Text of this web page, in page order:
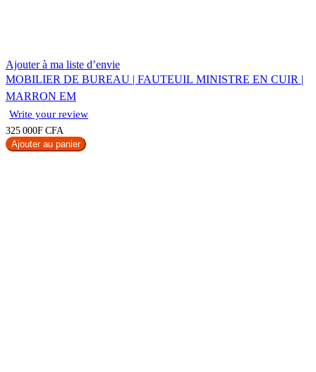
Ajouter à ma liste d’envie
MOBILIER DE BUREAU | FAUTEUIL MINISTRE EN CUIR |
MARRON EM
Write your review
325 000F CFA
Ajouter au panier